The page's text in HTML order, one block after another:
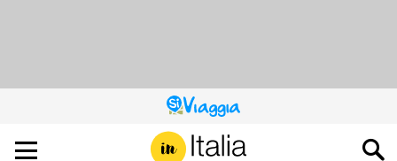
QUESTO
SITO
CONTRIBUISCE
ALL’AUDIENCE
DI